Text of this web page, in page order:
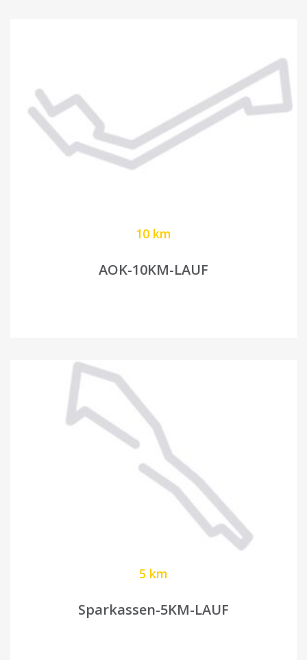
10 km
AOK-10KM-LAUF
5 km
Sparkassen-5KM-LAUF